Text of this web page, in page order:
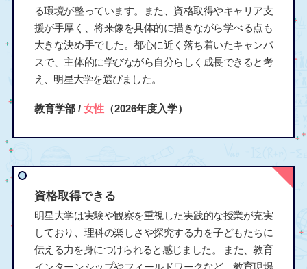
る環境が整っています。また、資格取得やキャリア支
援が手厚く、将来像を具体的に描きながら学べる点も
大きな決め手でした。都心に近く落ち着いたキャンパ
スで、主体的に学びながら自分らしく成長できると考
え、明星大学を選びました。
教育学部 / 女性（2026年度入学）
資格取得できる
明星大学は実験や観察を重視した実践的な授業が充実
しており、理科の楽しさや探究する力を子どもたちに
伝える力を身につけられると感じました。 また、教育
インターンシップやフィールドワークなど、教育現場